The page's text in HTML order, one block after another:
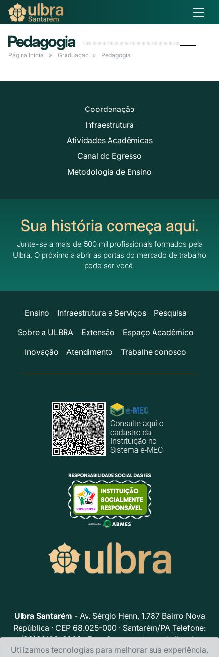
Pedagogia
Página Inicial Graduação Pedagogia
Coordenação
Infraestrutura
Atividades Acadêmicas
Canal do Egresso
Metodologia de Ensino
Sua história começa aqui.
Junte-se a mais de 500 mil profissionais formados pela
Ulbra. O próximo a abrir as portas do mercado de trabalho
pode ser você.
Ensino Infraestrutura e Serviços
Pesquisa
Sobre a ULBRA
Extensão
Espaço Acadêmico
Inovação
Atendimento Trabalhe conosco
Ulbra Santarém - Av. Sérgio Henn, 1.787 Bairro Nova
República · CEP 68.025-000 · Santarém/PA Telefone:
(93)99102-8302 · E-mail:acs.santarem@ulbra.br
Utilizamos tecnologias para melhorar sua experiência,